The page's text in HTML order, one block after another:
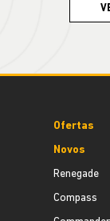
Ofertas
Novos
Renegade
Compass